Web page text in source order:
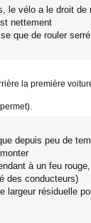
le vélo a le droit de
nettement
que de rouler
la première
depuis peu de
à un feu
des conducteurs)
largeur résiduelle